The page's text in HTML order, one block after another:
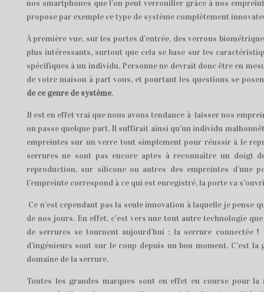
nos smartphones que l’on peut verrouiller grâce à nos
propose par exemple ce type de système complètement
À première vue, sur les portes d’entrée, des verrous
plus intéressants, surtout que cela se base sur les
spécifiques à un individu. Personne ne devrait donc être en
de votre maison à part vous, et pourtant les questions se
de ce genre de système.
Il est en effet vrai que nous avons tendance à laisser nos
on passe quelque part. Il suffirait ainsi qu’un individu
empreintes sur un verre tout simplement pour réussir à le
serrures ne sont pas encore aptes à reconnaître un doigt
reproduction, sur silicone ou autres des empreintes d’une
l’empreinte correspond à ce qui est enregistré, la porte va
Ce n’est cependant pas la seule innovation à laquelle je pense
de nos jours. En effet, c’est vers une tout autre technologie
de serrures se tournent aujourd’hui : la serrure connectée
d’ingénieurs sont sur le coup depuis un bon moment. C’est
domaine de la serrure.
Toutes les grandes marques sont en effet en course pour